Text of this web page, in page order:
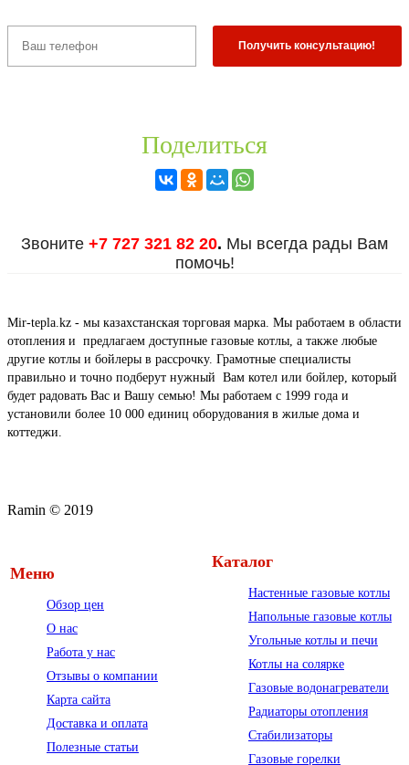
Поделиться
Звоните +7 727 321 82 20. Мы всегда рады Вам
помочь!
Mir-tepla.kz - мы казахстанская торговая марка. Мы работаем в области
отопления и предлагаем доступные газовые котлы, а также любые
другие котлы и бойлеры в рассрочку. Грамотные специалисты
правильно и точно подберут нужный Вам котел или бойлер, который
будет радовать Вас и Вашу семью! Мы работаем с 1999 года и
установили более 10 000 единиц оборудования в жилые дома и
коттеджи.
Ramin © 2019
Меню
Обзор цен
О нас
Работа у нас
Отзывы о компании
Карта сайта
Доставка и оплата
Полезные статьи
Каталог
Настенные газовые котлы
Напольные газовые котлы
Угольные котлы и печи
Котлы на солярке
Газовые водонагреватели
Радиаторы отопления
Стабилизаторы
Газовые горелки